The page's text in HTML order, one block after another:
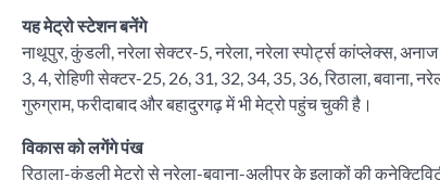
यह मेट्रो स्टेशन बनेंगे
नाथूपुर, कुंडली, नरेला सेक्टर-5, नरेला, नरेला स्पोर्ट्स कांप्लेक्स, अनाज
3, 4, रोहिणी सेक्टर-25, 26, 31, 32, 34, 35, 36, रिठाला, बवाना,
गुरुग्राम, फरीदाबाद और बहादुरगढ़ में भी मेट्रो पहुंच चुकी है।
विकास को लगेंगे पंख
रिठाला-कुंडली मेट्रो से नरेला-बवाना-अलीपुर के इलाकों की